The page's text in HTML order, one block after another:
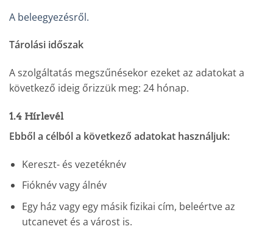
A beleegyezésről.
Tárolási időszak
A szolgáltatás megszűnésekor ezeket az adatokat a
következő ideig őrizzük meg: 24 hónap.
1.4 Hírlevél
Ebből a célból a következő adatokat használjuk:
Kereszt- és vezetéknév
Fióknév vagy álnév
Egy ház vagy egy másik fizikai cím, beleértve az
utcanevet és a várost is.